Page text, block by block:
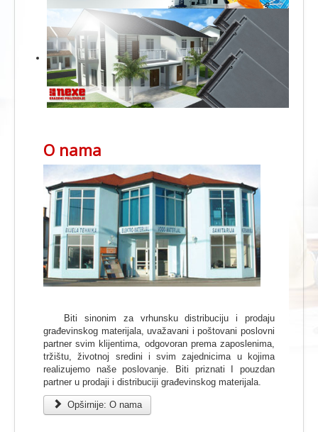
O nama
Biti sinonim za vrhunsku distribuciju i prodaju
građevinskog materijala, uvažavani i poštovani poslovni
partner svim klijentima, odgovoran prema zaposlenima,
tržištu, životnoj sredini i svim zajednicima u kojima
realizujemo naše poslovanje. Biti priznati I pouzdan
partner u prodaji i distribuciji građevinskog materijala.
Opširnije: O nama